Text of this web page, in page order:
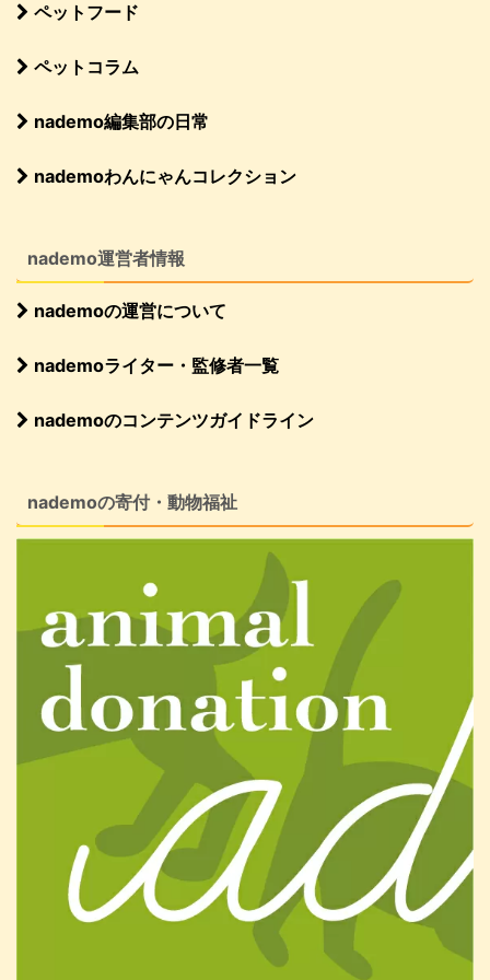
ペットフード
ペットコラム
nademo編集部の日常
nademoわんにゃんコレクション
nademo運営者情報
nademoの運営について
nademoライター・監修者一覧
nademoのコンテンツガイドライン
nademoの寄付・動物福祉